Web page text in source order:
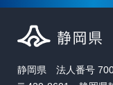
静岡県 法人番号